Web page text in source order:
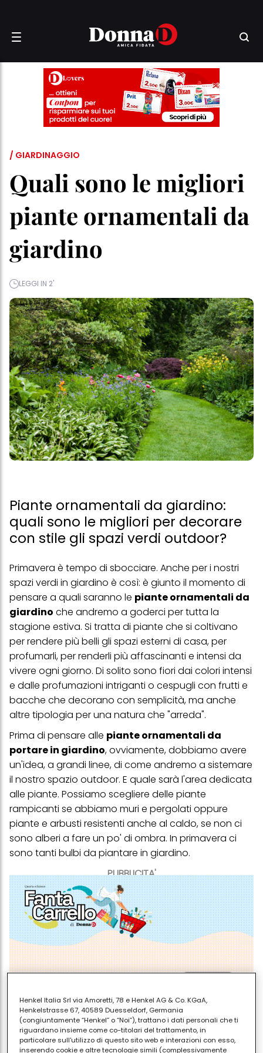
/ GIARDINAGGIO
Quali sono le migliori
piante ornamentali da
giardino
LEGGI IN 2'
Piante ornamentali da giardino:
quali sono le migliori per decorare
con stile gli spazi verdi outdoor?
PUBBLICITA'
Primavera è tempo di sbocciare. Anche per i nostri
spazi verdi in giardino è così: è giunto il momento di
pensare a quali saranno le piante ornamentali da
giardino che andremo a goderci per tutta la
stagione estiva. Si tratta di piante che si coltivano
per rendere più belli gli spazi esterni di casa, per
profumarli, per renderli più affascinanti e intensi da
vivere ogni giorno. Di solito sono fiori dai colori intensi
e dalle profumazioni intriganti o cespugli con frutti e
bacche che decorano con semplicità, ma anche
altre tipologia per una natura che "arreda".
Prima di pensare alle piante ornamentali da
portare in giardino, ovviamente, dobbiamo avere
un'idea, a grandi linee, di come andremo a sistemare
il nostro spazio outdoor. E quale sarà l'area dedicata
alle piante. Possiamo scegliere delle piante
rampicanti se abbiamo muri e pergolati oppure
piante e arbusti resistenti anche al caldo, se non ci
sono alberi a fare un po' di ombra. In primavera ci
sono tanti bulbi da piantare in giardino.
Sono principalmente quattro le piante ornamentali
per un effetto WOW nel tuo giardino:
Henkel Italia Srl via Amoretti, 78 e Henkel AG & Co. KGaA,
Henkelstrasse 67, 40589 Duesseldorf, Germania
(congiuntamente “Henkel” o “Noi”), trattano i dati personali che ti
riguardano insieme come co-titolari del trattamento, in
particolare sull'utilizzo di questo sito web e interazioni con esso,
inserendo cookie e altre tecnologie simili (complessivamente